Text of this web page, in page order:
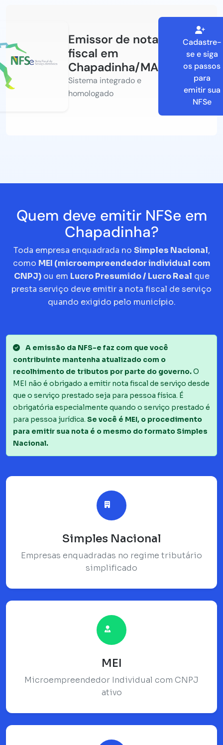
Emissor de nota
fiscal em
Chapadinha/MA
Sistema integrado e
homologado
Cadastre-
se e siga
os passos
para
emitir sua
NFSe
Quem deve emitir NFSe em
Chapadinha?
Toda empresa enquadrada no Simples Nacional,
como MEI (microempreendedor individual com
CNPJ)ou em Lucro Presumido / Lucro Real que
presta serviço deve emitir a nota fiscal de serviço
quando exigido pelo município.
A emissão da NFS-e faz com que você
contribuinte mantenha atualizado com o
recolhimento de tributos por parte do governo.O
MEI não é obrigado a emitir nota fiscal de serviço desde
que o serviço prestado seja para pessoa física. É
obrigatória especialmente quando o serviço prestado é
para pessoa jurídica. Se você é MEI, o procedimento
para emitir sua nota é o mesmo do formato Simples
Nacional.
Simples Nacional
Empresas enquadradas no regime tributário
simplificado
MEI
Microempreendedor Individual com CNPJ
ativo